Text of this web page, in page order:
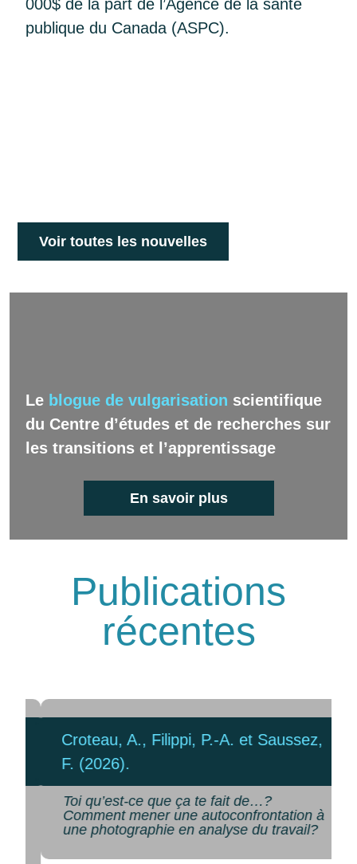
000$ de la part de l’Agence de la santé
publique du Canada (ASPC).
Voir toutes les nouvelles
Le blogue de vulgarisation scientifique
du Centre d’études et de recherches sur
les transitions et l’apprentissage
En savoir plus
Publications
récentes
Croteau, A., Filippi, P.-A. et Saussez,
F. (2026).
Toi qu’est-ce que ça te fait de…?
Comment mener une autoconfrontation à
une photographie en analyse du travail?